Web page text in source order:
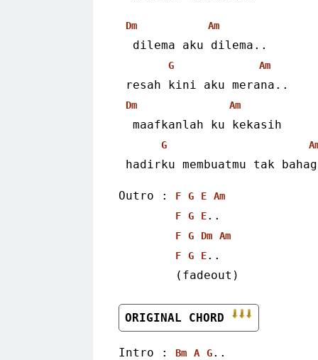
Dm Am
  dilema aku dilema..
G Am
resah kini aku merana..
Dm Am
  maafkanlah ku kekasih
G
hadirku membuatmu tak
Outro : F G E
Am
F
G E..
F G Dm
Am
F
G E..
        (fadeout)
ORIGINAL CHORD
Intro : Bm A G..